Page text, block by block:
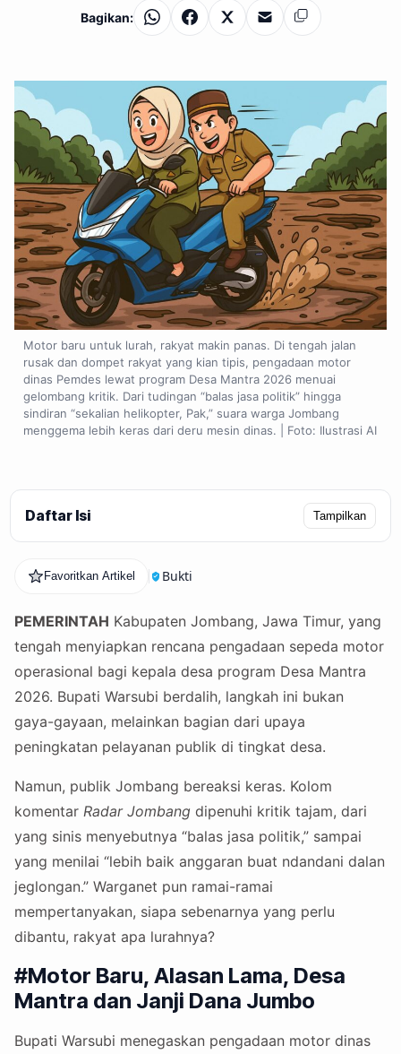
Bagikan: WhatsAppFacebook
X EmailSalin
Motor baru untuk lurah, rakyat makin panas. Di tengah jalan
rusak dan dompet rakyat yang kian tipis, pengadaan motor
dinas Pemdes lewat program Desa Mantra 2026 menuai
gelombang kritik. Dari tudingan “balas jasa politik” hingga
sindiran “sekalian helikopter, Pak,” suara warga Jombang
menggema lebih keras dari deru mesin dinas. | Foto: Ilustrasi AI
Daftar Isi Tampilkan
Favoritkan Artikel Bukti
PEMERINTAH Kabupaten Jombang, Jawa Timur, yang
tengah menyiapkan rencana pengadaan sepeda motor
operasional bagi kepala desa program Desa Mantra
2026. Bupati Warsubi berdalih, langkah ini bukan
gaya-gayaan, melainkan bagian dari upaya
peningkatan pelayanan publik di tingkat desa.
Namun, publik Jombang bereaksi keras. Kolom
komentar Radar Jombang dipenuhi kritik tajam, dari
yang sinis menyebutnya “balas jasa politik,” sampai
yang menilai “lebih baik anggaran buat ndandani dalan
jeglongan.” Warganet pun ramai-ramai
mempertanyakan, siapa sebenarnya yang perlu
dibantu, rakyat apa lurahnya?
#Motor Baru, Alasan Lama, Desa
Mantra dan Janji Dana Jumbo
Bupati Warsubi menegaskan pengadaan motor dinas